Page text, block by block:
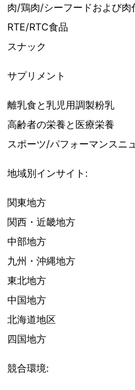
肉/鶏肉/シーフードおよび肉
RTE/RTC食品
スナック
サプリメント
離乳食と乳児用調製粉乳
高齢者の栄養と医療栄養
スポーツ/パフォーマンスニ
地域別インサイト:
関東地方
関西・近畿地方
中部地方
九州・沖縄地方
東北地方
中国地方
北海道地区
四国地方
競合環境: